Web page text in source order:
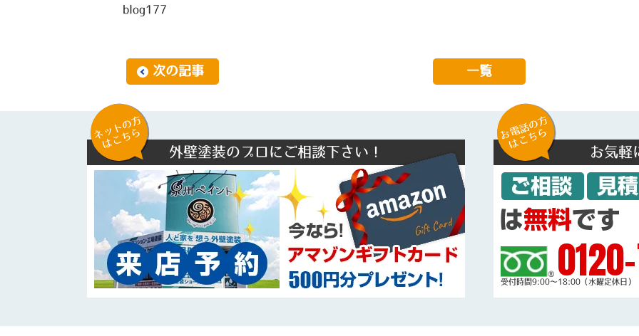
blog177
次の記事 一覧
ネットの方
はこちら
外壁塗装のプロにご相談下さい！
お電話の方
はこちら
お気軽
受付時間9:00～18:00（水曜定休日）